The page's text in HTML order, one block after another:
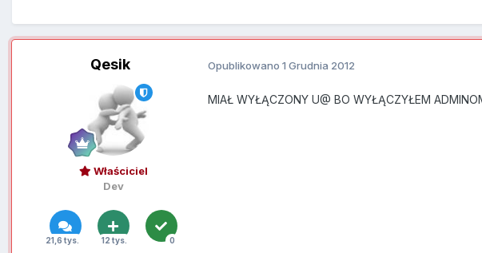
Qesik
Właściciel
Dev
21,6 tys. 12 tys. 0
Opublikowano 1 Grudnia 2012
MIAŁ WYŁĄCZONY U@ BO WYŁĄCZYŁEM